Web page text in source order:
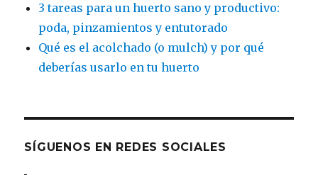
3 tareas para un huerto sano y productivo:
poda, pinzamientos y entutorado
Qué es el acolchado (o mulch) y por qué
deberías usarlo en tu huerto
SÍGUENOS EN REDES SOCIALES